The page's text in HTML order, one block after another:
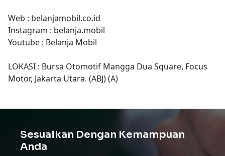
Web : belanjamobil.co.id
Instagram : belanja.mobil
Youtube : Belanja Mobil
LOKASI : Bursa Otomotif Mangga Dua Square, Focus
Motor, Jakarta Utara. (ABJ) (A)
Sesuaikan Dengan Kemampuan
Anda